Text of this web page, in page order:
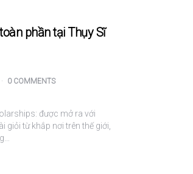
phần tại Thụy Sĩ
0 COMMENTS
được mở ra với
giỏi từ khắp nơi trên thế giới,